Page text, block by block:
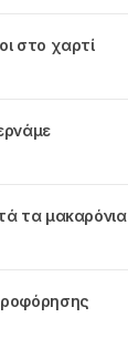
στο χαρτί
τα μακαρόνια